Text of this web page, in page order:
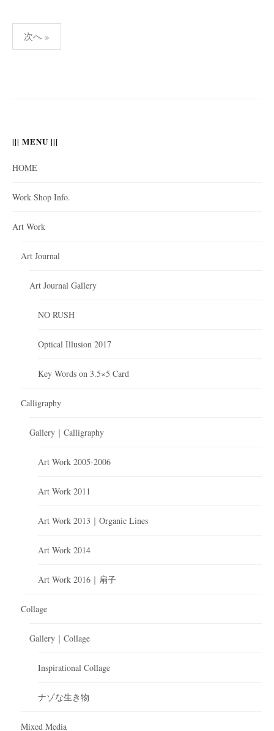
投
稿
送
り
次へ »
||| MENU |||
HOME
Work Shop Info.
Art Work
Art Journal
Art Journal Gallery
NO RUSH
Optical Illusion 2017
Key Words on 3.5×5 Card
Calligraphy
Gallery｜Calligraphy
Art Work 2005-2006
Art Work 2011
Art Work 2013｜Organic Lines
Art Work 2014
Art Work 2016｜扇子
Collage
Gallery｜Collage
Inspirational Collage
ナゾな生き物
Mixed Media